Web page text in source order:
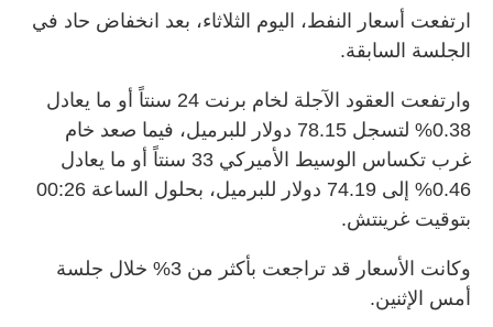
ارتفعت أسعار النفط، اليوم الثلاثاء، بعد انخفاض حاد في
الجلسة السابقة.
وارتفعت العقود الآجلة لخام برنت 24 سنتاً أو ما يعادل
0.38% لتسجل 78.15 دولار للبرميل، فيما صعد خام
غرب تكساس الوسيط الأميركي 33 سنتاً أو ما يعادل
0.46% إلى 74.19 دولار للبرميل، بحلول الساعة 00:26
بتوقيت غرينتش.
وكانت الأسعار قد تراجعت بأكثر من 3% خلال جلسة
أمس الإثنين.